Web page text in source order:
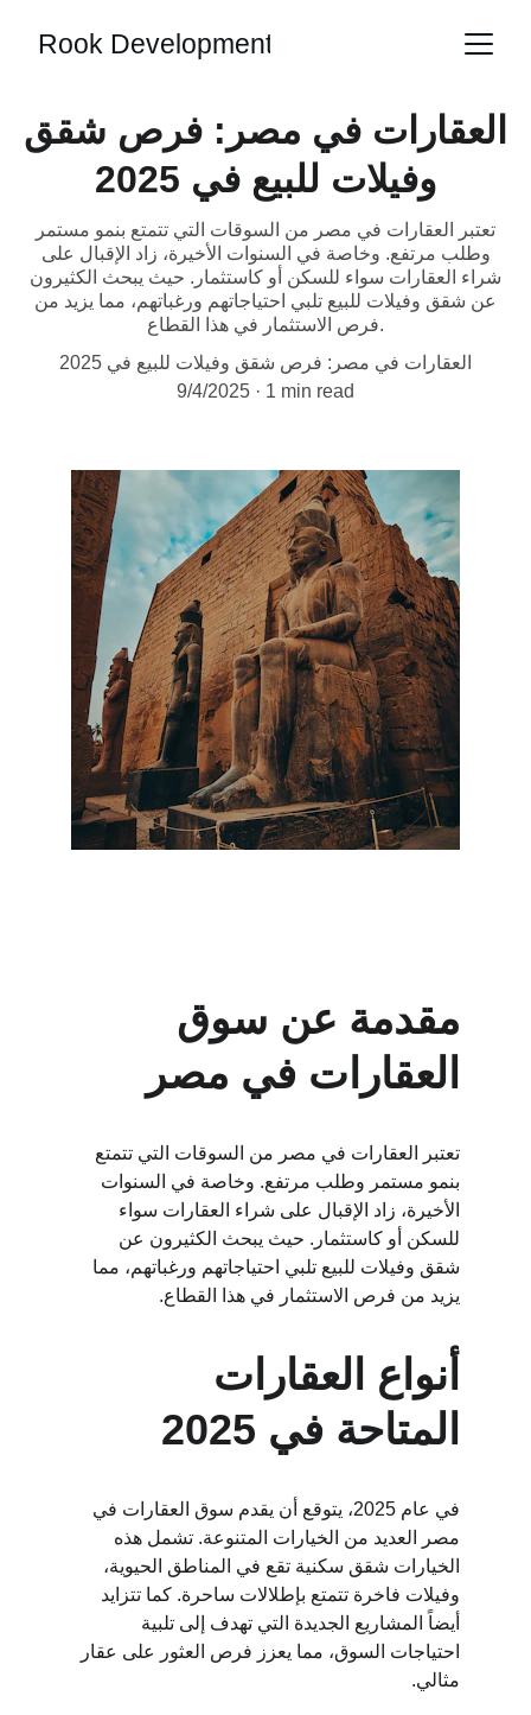
Rook Development
العقارات في مصر: فرص شقق
وفيلات للبيع في 2025
تعتبر العقارات في مصر من السوقات التي تتمتع بنمو مستمر
وطلب مرتفع. وخاصة في السنوات الأخيرة، زاد الإقبال على
شراء العقارات سواء للسكن أو كاستثمار. حيث يبحث الكثيرون
عن شقق وفيلات للبيع تلبي احتياجاتهم ورغباتهم، مما يزيد من
فرص الاستثمار في هذا القطاع.
العقارات في مصر: فرص شقق وفيلات للبيع في 2025
9/4/2025
1 min read
مقدمة عن سوق
العقارات في مصر
تعتبر العقارات في مصر من السوقات التي تتمتع
بنمو مستمر وطلب مرتفع. وخاصة في السنوات
الأخيرة، زاد الإقبال على شراء العقارات سواء
للسكن أو كاستثمار. حيث يبحث الكثيرون عن
شقق وفيلات للبيع تلبي احتياجاتهم ورغباتهم، مما
يزيد من فرص الاستثمار في هذا القطاع.
أنواع العقارات
المتاحة في 2025
في عام 2025، يتوقع أن يقدم سوق العقارات في
مصر العديد من الخيارات المتنوعة. تشمل هذه
الخيارات شقق سكنية تقع في المناطق الحيوية،
وفيلات فاخرة تتمتع بإطلالات ساحرة. كما تتزايد
أيضاً المشاريع الجديدة التي تهدف إلى تلبية
احتياجات السوق، مما يعزز فرص العثور على عقار
مثالي.